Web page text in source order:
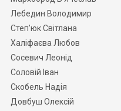
Лебедин Володимир
Степ’юк Світлана
Халіфаєва Любов
Сосевич Леонід
Соловій Іван
Скобель Надія
Довбуш Олексій